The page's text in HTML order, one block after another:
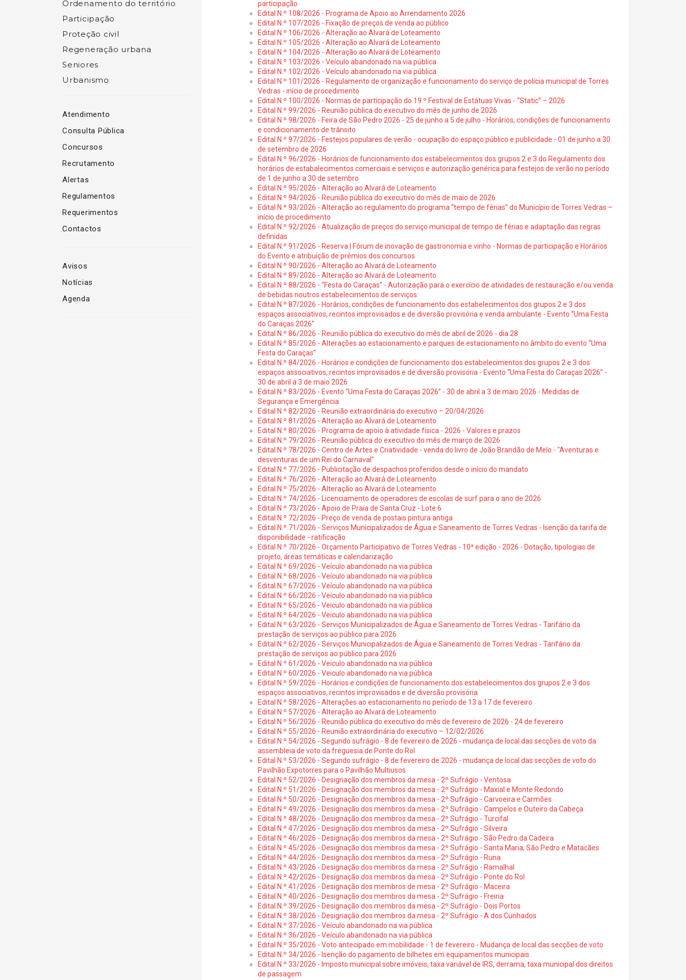
Ordenamento do território
Participação
Proteção civil
Regeneração urbana
Seniores
Urbanismo
Atendimento
Consulta Pública
Concursos
Recrutamento
Alertas
Regulamentos
Requerimentos
Contactos
Avisos
Notícias
Agenda
participação
Edital N.º 108/2026 - Programa de Apoio ao Arrendamento 2026
Edital N.º 107/2026 - Fixação de preços de venda ao público
Edital N.º 106/2026 - Alteração ao Alvará de Loteamento
Edital N.º 105/2026 - Alteração ao Alvará de Loteamento
Edital N.º 104/2026 - Alteração ao Alvará de Loteamento
Edital N.º 103/2026 - Veículo abandonado na via pública
Edital N.º 102/2026 - Veículo abandonado na via pública
Edital N.º 101/2026 - Regulamento de organização e funcionamento do serviço de polícia municipal de Torres
Vedras - início de procedimento
Edital N.º 100/2026 - Normas de participação do 19.º Festival de Estátuas Vivas - “Static” – 2026
Edital N.º 99/2026 - Reunião pública do executivo do mês de junho de 2026
Edital N.º 98/2026 - Feira de São Pedro 2026 - 25 de junho a 5 de julho - Horários, condições de funcionamento
e condicionamento de trânsito
Edital N.º 97/2026 - Festejos populares de verão - ocupação do espaço público e publicidade - 01 de junho a 30
de setembro de 2026
Edital N.º 96/2026 - Horários de funcionamento dos estabelecimentos dos grupos 2 e 3 do Regulamento dos
horários de estabalecimentos comerciais e serviços e autorização genérica para festejos de verão no período
de 1 de junho a 30 de setembro
Edital N.º 95/2026 - Alteração ao Alvará de Loteamento
Edital N.º 94/2026 - Reunião pública do executivo do mês de maio de 2026
Edital N.º 93/2026 - Alteração ao regulamento do programa “tempo de férias” do Município de Torres Vedras –
início de procedimento
Edital N.º 92/2026 - Atualização de preços do serviço municipal de tempo de férias e adaptação das regras
definidas
Edital N.º 91/2026 - Reserva | Fórum de inovação de gastronomia e vinho - Normas de participação e Horários
do Evento e atribuição de prémios dos concursos
Edital N.º 90/2026 - Alteração ao Alvará de Loteamento
Edital N.º 89/2026 - Alteração ao Alvará de Loteamento
Edital N.º 88/2026 - “Festa do Caraças” - Autorização para o exercício de atividades de restauração e/ou venda
de bebidas noutros estabelecimentos de serviços:
Edital N.º 87/2026 - Horários, condições de funcionamento dos estabelecimentos dos grupos 2 e 3 dos
espaços associativos, recintos improvisados e de diversão provisória e venda ambulante - Evento “Uma Festa
do Caraças 2026”
Edital N.º 86/2026 - Reunião pública do executivo do mês de abril de 2026 - dia 28
Edital N.º 85/2026 - Alterações ao estacionamento e parques de estacionamento no âmbito do evento “Uma
Festa do Caraças”
Edital N.º 84/2026 - Horários e condições de funcionamento dos estabelecimentos dos grupos 2 e 3 dos
espaços associativos, recintos improvisados e de diversão provisória - Evento “Uma Festa do Caraças 2026” -
30 de abril a 3 de maio 2026
Edital N.º 83/2026 - Evento “Uma Festa do Caraças 2026” - 30 de abril a 3 de maio 2026 - Medidas de
Segurança e Emergência
Edital N.º 82/2026 - Reunião extraordinária do executivo – 20/04/2026
Edital N.º 81/2026 - Alteração ao Alvará de Loteamento
Edital N.º 80/2026 - Programa de apoio à atividade física - 2026 - Valores e prazos
Edital N.º 79/2026 - Reunião pública do executivo do mês de março de 2026
Edital N.º 78/2026 - Centro de Artes e Criatividade - venda do livro de João Brandão de Melo - "Aventuras e
desventuras de um Rei do Carnaval"
Edital N.º 77/2026 - Publicitação de despachos proferidos desde o início do mandato
Edital N.º 76/2026 - Alteração ao Alvará de Loteamento
Edital N.º 75/2026 - Alteração ao Alvará de Loteamento
Edital N.º 74/2026 - Licenciamento de operadores de escolas de surf para o ano de 2026
Edital N.º 73/2026 - Apoio de Praia de Santa Cruz - Lote 6
Edital N.º 72/2026 - Preço de venda de postais pintura antiga
Edital N.º 71/2026 - Serviços Municipalizados de Água e Saneamento de Torres Vedras - Isenção da tarifa de
disponibilidade - ratificação
Edital N.º 70/2026 - Orçamento Participativo de Torres Vedras - 10ª edição - 2026 - Dotação, tipologias de
projeto, áreas temáticas e calendarização
Edital N.º 69/2026 - Veículo abandonado na via pública
Edital N.º 68/2026 - Veículo abandonado na via pública
Edital N.º 67/2026 - Veículo abandonado na via pública
Edital N.º 66/2026 - Veículo abandonado na via pública
Edital N.º 65/2026 - Veiculo abandonado na via pública
Edital N.º 64/2026 - Veiculo abandonado na via pública
Edital N.º 63/2026 - Serviços Municipalizados de Água e Saneamento de Torres Vedras - Tarifário da
prestação de serviços ao público para 2026
Edital N.º 62/2026 - Serviços Municipalizados de Água e Saneamento de Torres Vedras - Tarifário da
prestação de serviços ao público para 2026
Edital N.º 61/2026 - Veiculo abandonado na via pública
Edital N.º 60/2026 - Veiculo abandonado na via pública
Edital N.º 59/2026 - Horários e condições de funcionamento dos estabelecimentos dos grupos 2 e 3 dos
espaços associativos, recintos improvisados e de diversão provisória
Edital N.º 58/2026 - Alterações ao estacionamento no período de 13 a 17 de fevereiro
Edital N.º 57/2026 - Alteração ao Alvará de Loteamento
Edital N.º 56/2026 - Reunião pública do executivo do mês de fevereiro de 2026 - 24 de fevereiro
Edital N.º 55/2026 - Reunião extraordinária do executivo – 12/02/2026
Edital N.º 54/2026 - Segundo sufrágio - 8 de fevereiro de 2026 - mudança de local das secções de voto da
assembleia de voto da freguesia de Ponte do Rol
Edital N.º 53/2026 - Segundo sufrágio - 8 de fevereiro de 2026 - mudança de local das secções de voto do
Pavilhão Expotorres para o Pavilhão Multiusos
Edital N.º 52/2026 - Designação dos membros da mesa - 2º Sufrágio - Ventosa
Edital N.º 51/2026 - Designação dos membros da mesa - 2º Sufrágio - Maxial e Monte Redondo
Edital N.º 50/2026 - Designação dos membros da mesa - 2º Sufrágio - Carvoeira e Carmões
Edital N.º 49/2026 - Designação dos membros da mesa - 2º Sufrágio - Campelos e Outeiro da Cabeça
Edital N.º 48/2026 - Designação dos membros da mesa - 2º Sufrágio - Turcifal
Edital N.º 47/2026 - Designação dos membros da mesa - 2º Sufrágio - Silveira
Edital N.º 46/2026 - Designação dos membros da mesa - 2º Sufrágio - São Pedro da Cadeira
Edital N.º 45/2026 - Designação dos membros da mesa - 2º Sufrágio - Santa Maria, São Pedro e Matacães
Edital N.º 44/2026 - Designação dos membros da mesa - 2º Sufrágio - Runa
Edital N.º 43/2026 - Designação dos membros da mesa - 2º Sufrágio - Ramalhal
Edital N.º 42/2026 - Designação dos membros da mesa - 2º Sufrágio - Ponte do Rol
Edital N.º 41/2026 - Designação dos membros de mesa - 2º Sufrágio - Maceira
Edital N.º 40/2026 - Designação dos membros da mesa - 2º Sufrágio - Freiria
Edital N.º 39/2026 - Designação dos membros da mesa - 2º Sufrágio - Dois Portos
Edital N.º 38/2026 - Designação dos membros da mesa - 2º Sufrágio - A dos Cunhados
Edital N.º 37/2026 - Veículo abandonado na via pública
Edital N.º 36/2026 - Veículo abandonado na via pública
Edital N.º 35/2026 - Voto antecipado em mobilidade - 1 de fevereiro - Mudança de local das secções de voto
Edital N.º 34/2026 - Isenção do pagamento de bilhetes em equipamentos municipais
Edital N.º 33/2026 - Imposto municipal sobre imóveis, taxa variável de IRS, derrama, taxa municipal dos direitos
de passagem